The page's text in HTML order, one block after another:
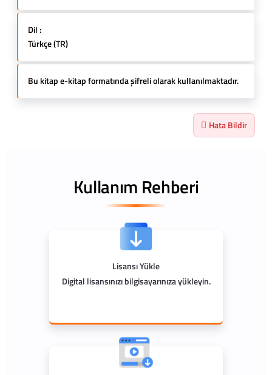
Dil :
Türkçe (TR)
Bu kitap e-kitap formatında şifreli olarak kullanılmaktadır.
Hata Bildir
Kullanım Rehberi
Lisansı Yükle
Digital lisansınızı bilgisayarınıza yükleyin.